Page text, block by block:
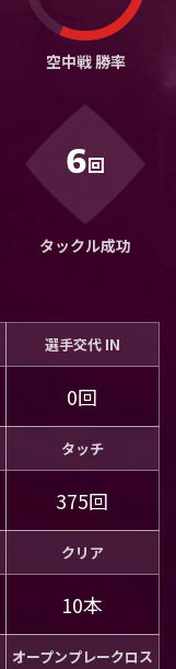
空中戦 勝率
6回
タックル成功
選手交代 IN
0回
タッチ
375回
クリア
10本
オープンプレークロス